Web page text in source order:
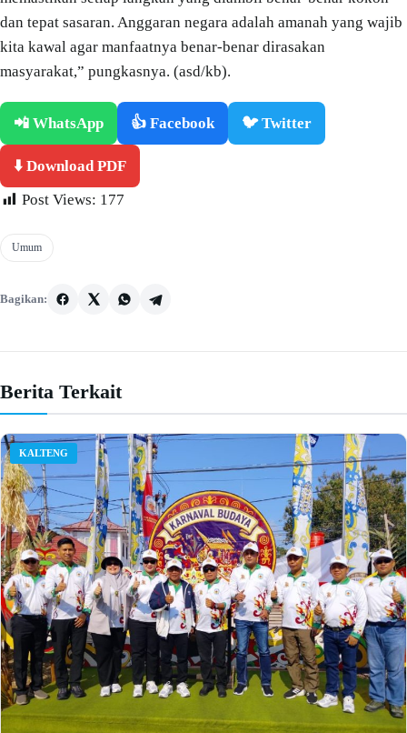
dan tepat sasaran. Anggaran negara adalah amanah yang wajib
kita kawal agar manfaatnya benar-benar dirasakan
masyarakat,” pungkasnya. (asd/kb).
📲 WhatsApp 👍 Facebook 🐦 Twitter
⬇️ Download PDF
Post Views: 177
Umum
Bagikan:
Berita Terkait
KALTENG